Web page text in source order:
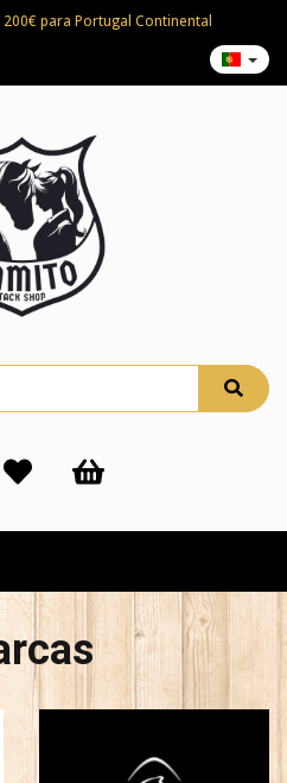
para Portugal Continental